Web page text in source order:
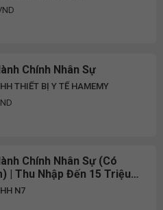
Chính Nhân Sự
THIẾT BỊ Y TẾ HAMEMY
Chính Nhân Sự (Có
| Thu Nhập Đến 15 Triệu |
Tốt
N7